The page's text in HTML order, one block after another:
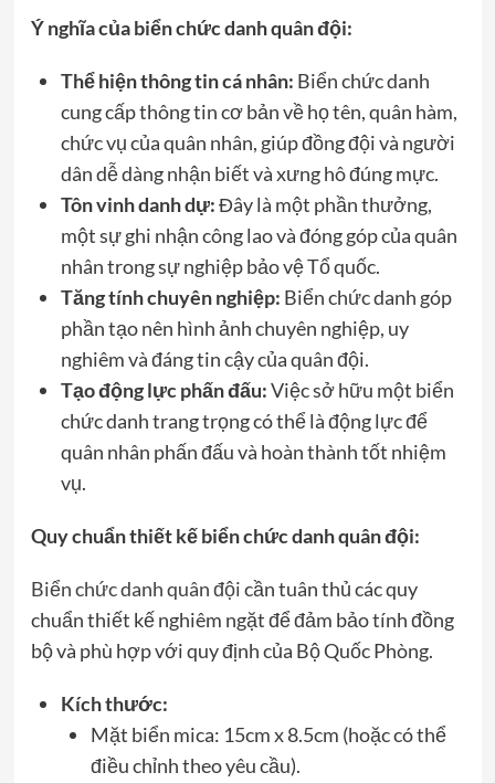
Ý nghĩa của biển chức danh quân đội:
Thể hiện thông tin cá nhân: Biển chức danh
cung cấp thông tin cơ bản về họ tên, quân hàm,
chức vụ của quân nhân, giúp đồng đội và người
dân dễ dàng nhận biết và xưng hô đúng mực.
Tôn vinh danh dự:Đây là một phần thưởng,
một sự ghi nhận công lao và đóng góp của quân
nhân trong sự nghiệp bảo vệ Tổ quốc.
Tăng tính chuyên nghiệp: Biển chức danh góp
phần tạo nên hình ảnh chuyên nghiệp, uy
nghiêm và đáng tin cậy của quân đội.
Tạo động lực phấn đấu:Việc sở hữu một biển
chức danh trang trọng có thể là động lực để
quân nhân phấn đấu và hoàn thành tốt nhiệm
vụ.
Quy chuẩn thiết kế biển chức danh quân đội:
Biển chức danh quân độicần tuân thủ các quy
chuẩn thiết kế nghiêm ngặt để đảm bảo tính đồng
bộ và phù hợp với quy định của Bộ Quốc Phòng.
Kích thước:
Mặt biển mica: 15cm x 8.5cm (hoặc có thể
điều chỉnh theo yêu cầu).